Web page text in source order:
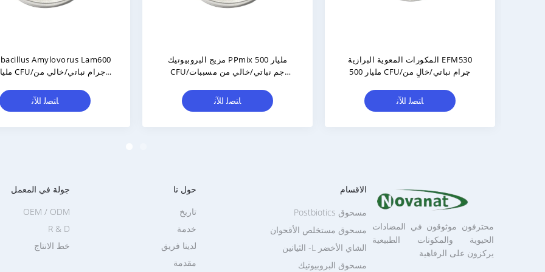
Levilactobacillus Brevis LBr05 200
مليار CFU / G نباتية / خالية من
أقراص بروبيوتيك/علامة تجارية خاصة/
تصنيع التصميم الشخصي/تصنيع
Pediococcus Acidilactici PA10 300
مليار CFU/جرام نباتي/خالي من
خالي من منتجات الألبان
محترفون موثوقون في المضادات
الحيوية والمكونات الطبيعية
يركزون على الرفاهية
الاقسام
مسحوق البروبيوتيك
مسحوق Postbiotics
مسحوق مستخلص الأقحوان
الشاي الأخضر L- الثيانين
حول نا
مقدمة
تاريخ
خدمة
لدينا فريق
جولة في المعمل
خط الانتاج
OEM / ODM
R & D